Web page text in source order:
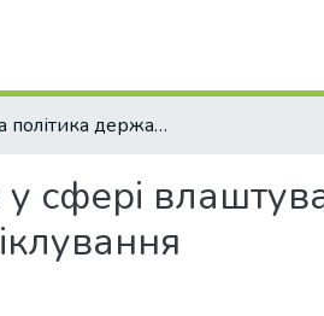
Правова політика держави Україна у сфері влаштування дітей-сиріт і дітей, позбавлених батьківського піклування